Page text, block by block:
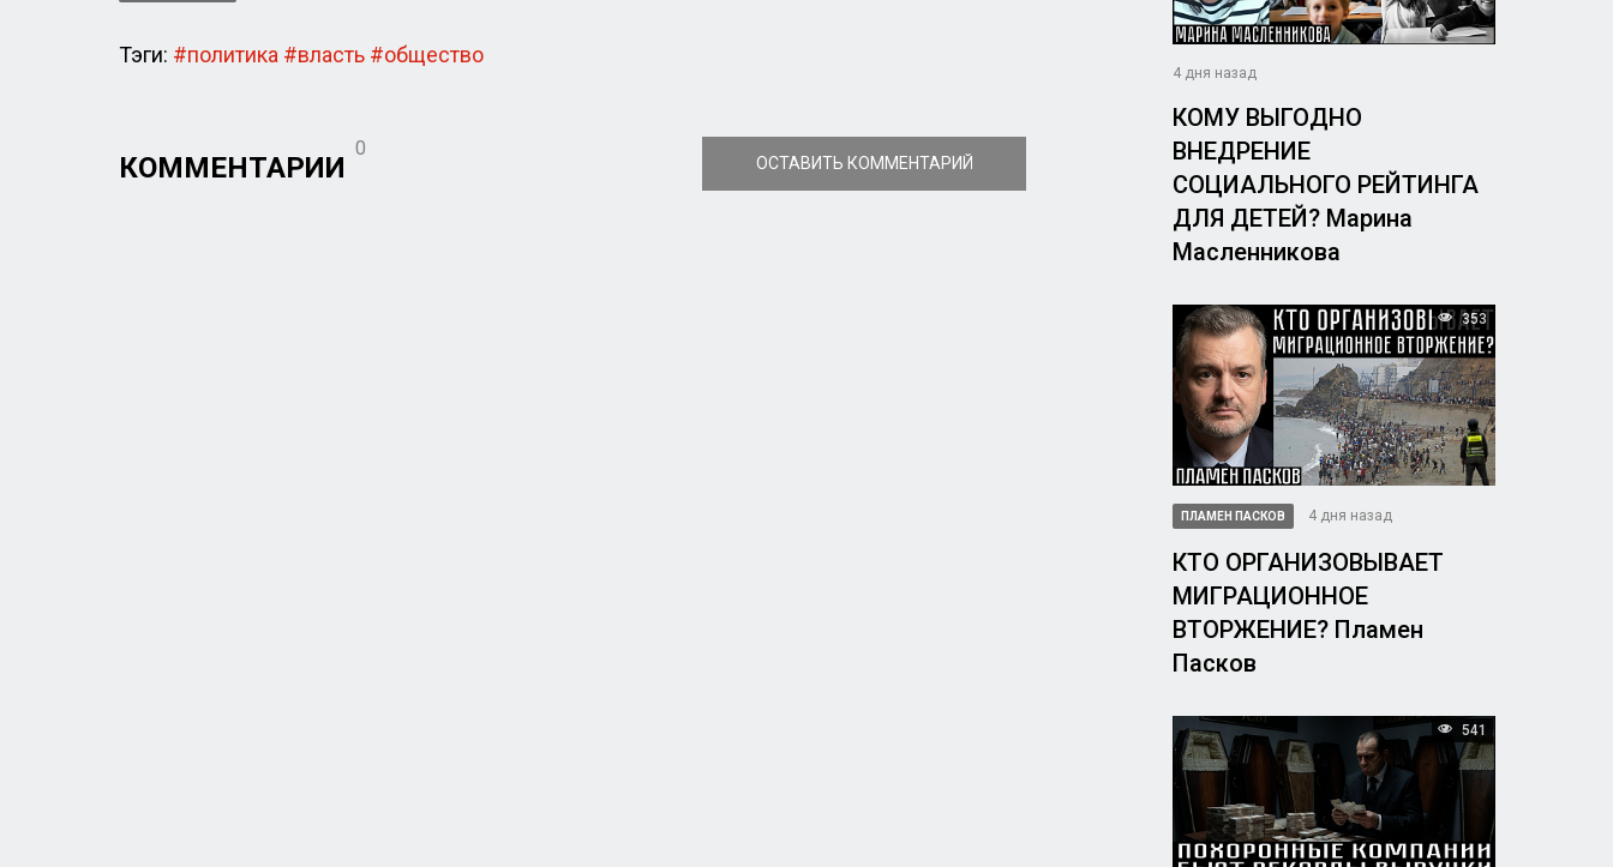
Тэги: #политика #власть #общество
КОММЕНТАРИИ
0
ОСТАВИТЬ КОММЕНТАРИЙ
4 дня назад
КОМУ ВЫГОДНО
ВНЕДРЕНИЕ
СОЦИАЛЬНОГО РЕЙТИНГА
ДЛЯ ДЕТЕЙ? Марина
Масленникова
353
ПЛАМЕН ПАСКОВ 4 дня назад
КТО ОРГАНИЗОВЫВАЕТ
МИГРАЦИОННОЕ
ВТОРЖЕНИЕ? Пламен
Пасков
541